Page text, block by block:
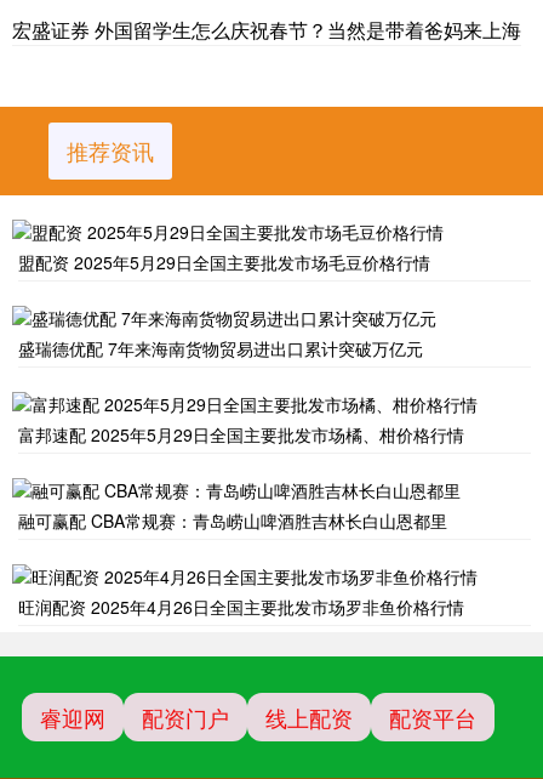
宏盛证券 外国留学生怎么庆祝春节？当然是带着爸妈来上海
推荐资讯
盟配资 2025年5月29日全国主要批发市场毛豆价格行情
盛瑞德优配 7年来海南货物贸易进出口累计突破万亿元
富邦速配 2025年5月29日全国主要批发市场橘、柑价格行情
融可赢配 CBA常规赛：青岛崂山啤酒胜吉林长白山恩都里
旺润配资 2025年4月26日全国主要批发市场罗非鱼价格行情
睿迎网 配资门户 线上配资 配资平台